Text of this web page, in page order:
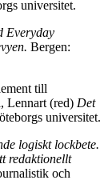
universitet.
Everyday
Bergen:
till
Lennart (red) Det
universitet.
logiskt lockbete.
redaktionellt
och